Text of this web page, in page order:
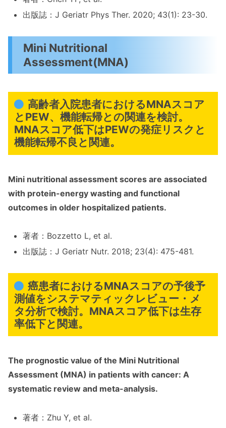
出版誌：J Geriatr Phys Ther. 2020; 43(1): 23-30.
Mini Nutritional
Assessment(MNA)
高齢者入院患者におけるMNAスコア
とPEW、機能転帰との関連を検討。
MNAスコア低下はPEWの発症リスクと
機能転帰不良と関連。
Mini nutritional assessment scores are associated
with protein-energy wasting and functional
outcomes in older hospitalized patients.
著者：Bozzetto L, et al.
出版誌：J Geriatr Nutr. 2018; 23(4): 475-481.
癌患者におけるMNAスコアの予後予
測値をシステマティックレビュー・メ
タ分析で検討。MNAスコア低下は生存
率低下と関連。
The prognostic value of the Mini Nutritional
Assessment (MNA) in patients with cancer: A
systematic review and meta-analysis.
著者：Zhu Y, et al.